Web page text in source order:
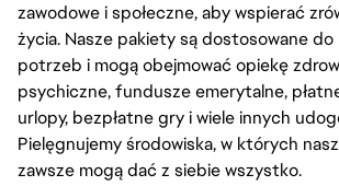
zawodowe i społeczne, aby wspierać
życia. Nasze pakiety są dostosowane do
potrzeb i mogą obejmować opiekę
psychiczne, fundusze emerytalne,
urlopy, bezpłatne gry i wiele innych
Pielęgnujemy środowiska, w których
zawsze mogą dać z siebie wszystko.